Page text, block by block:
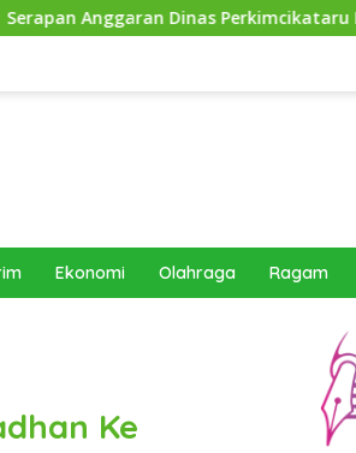
Dinas Perkimcikataru Paling Buruk, Plh
Ekonomi Olahraga Ragam
Ke